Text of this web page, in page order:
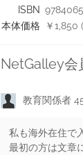
ISBN
本体価格
￥1,850
NetGalley会
教育関係者
私も海外在住で
最初の方は文章